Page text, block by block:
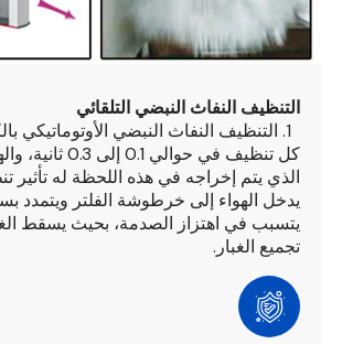
التنظيف النفاث النبضي التلقائي
1. التنظيف النفاث النبضي الأوتوماتيكي
كل تنظيف في حوالي 0.1 إلى
الذي يتم إخراجه في هذه اللحظة له تأثير
يدخل الهواء إلى خرطوشة الفلتر ويتمدد
يتسبب في اهتزاز الصدمة، بحيث يسقط
تجميع الغبار.